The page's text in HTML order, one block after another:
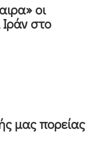
οι
στο
μας πορείας